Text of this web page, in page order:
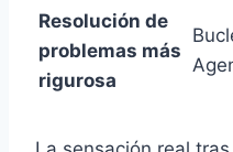
Resolución de
problemas más
rigurosa